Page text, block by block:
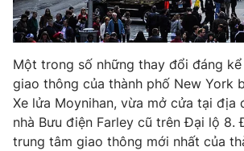
Tổng Biên tập: Vũ Thanh Thủy
Phó Tổng Biên tập:Nguyễn Thị Mỹ Hạnh,
Nguyễn Trọng Ninh
Tổng đài VTV:024.38 355 931 - 024.38
Ðiện thoại Thời báo VTV: 024.66 897 897
Email:
toasoan@vtv.vn
Liên hệ quảng cáo:024-7300.7108
Một trong số những thay đổi đáng
giao thông của thành phố New York
Xe lửa Moynihan, vừa mở cửa tại địa
nhà Bưu điện Farley cũ trên Đại lộ 8.
trung tâm giao thông mới nhất của